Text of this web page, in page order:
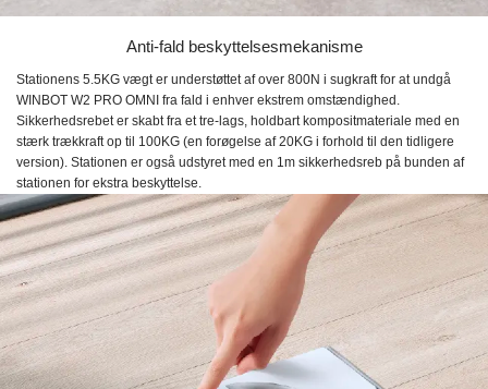
Anti-fald beskyttelsesmekanisme
Stationens 5.5KG vægt er understøttet af over 800N i sugkraft for at undgå
WINBOT W2 PRO OMNI fra fald i enhver ekstrem omstændighed.
Sikkerhedsrebet er skabt fra et tre-lags, holdbart kompositmateriale med en
stærk trækkraft op til 100KG (en forøgelse af 20KG i forhold til den tidligere
version). Stationen er også udstyret med en 1m sikkerhedsreb på bunden af
stationen for ekstra beskyttelse.